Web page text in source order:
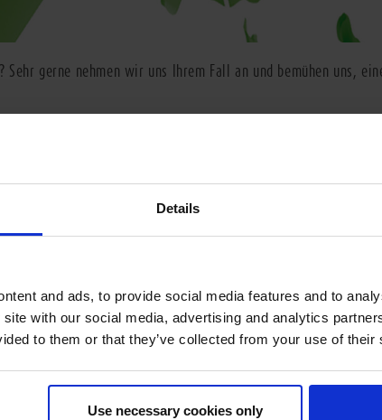
Details
and ads, to provide social media features and to
with our social media, advertising and analytics
to them or that they’ve collected from your use of their
Use necessary cookies only
gerne nehmen wir uns Ihrem Fall an und bemühen uns,
Gebindeart *
* Reklamierte